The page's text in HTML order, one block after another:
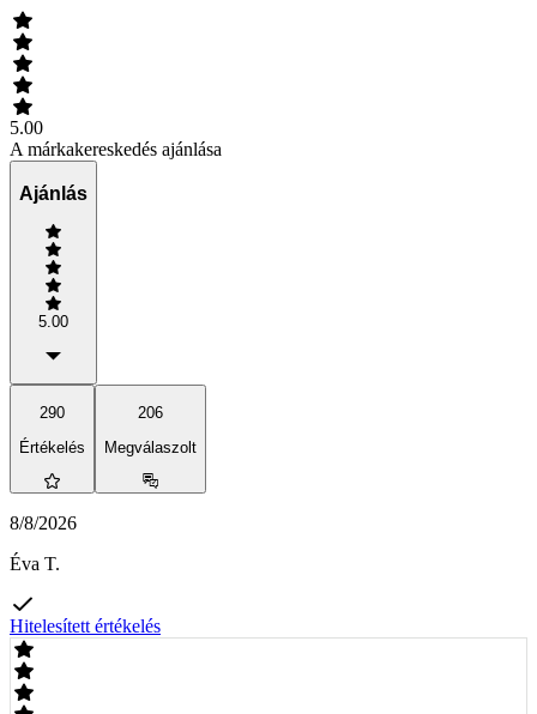
5.00
A márkakereskedés ajánlása
Ajánlás
5.00
290
Értékelés
206
Megválaszolt
8/8/2026
Éva T.
Hitelesített értékelés